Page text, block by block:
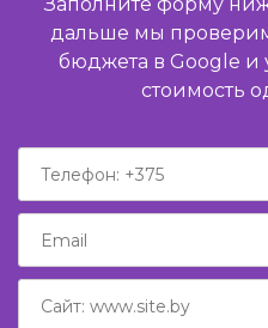
дальше мы
бюджета в Google
стоимость